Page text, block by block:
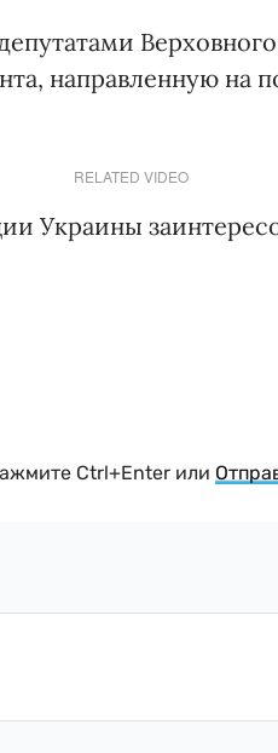
направленную на
RELATED VIDEO
Украины
Ctrl+Enter или